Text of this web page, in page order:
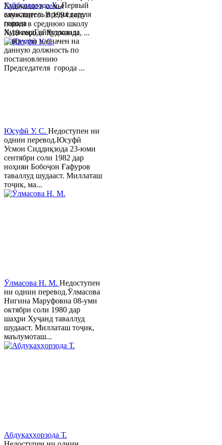
Гайбуллозода Х.Первый
заместитель председателя
города
ХуджандГайбуллозода
Хайрулло назначен на
данную должность по
постановлению
Председателя города ...
Худжанде в семье
служащего. В 1994 году
пошел в среднюю школу
№18 города Худжанда, ...
Юсуфӣ У. C. Недоступен ни
однин перевод.Юсуфӣ
Усмон Сиддиқзода 23-юми
сентябри соли 1982 дар
ноҳияи Бобоҷон Ғафуров
таваллуд шудааст. Миллаташ
тоҷик, ма...
Ӯлмасова Н. М. Недоступен
ни однин перевод.Ӯлмасова
Нигина Маруфовна 08-уми
октябри соли 1980 дар
шаҳри Хуҷанд таваллуд
шудааст. Миллаташ тоҷик,
маълумоташ...
Абдуқаҳҳорзода Т.